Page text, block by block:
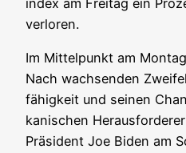
in­dex am Frei­tag ein
verloren.
Im Mit­tel­punkt am
Nach wach­sen­den
fä­hig­keit und sei­nen
ka­ni­schen
Prä­si­dent Joe Biden am